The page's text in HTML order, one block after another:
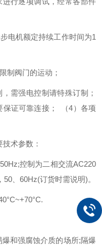
电机额定持续工作时间为1
制阀门的运动；
需强电控制请特殊订制；
保证可靠连接； （4）各项
术参数：
控制为二相交流AC220
、60Hz(订货时需说明)。
和强腐蚀介质的场所;隔爆